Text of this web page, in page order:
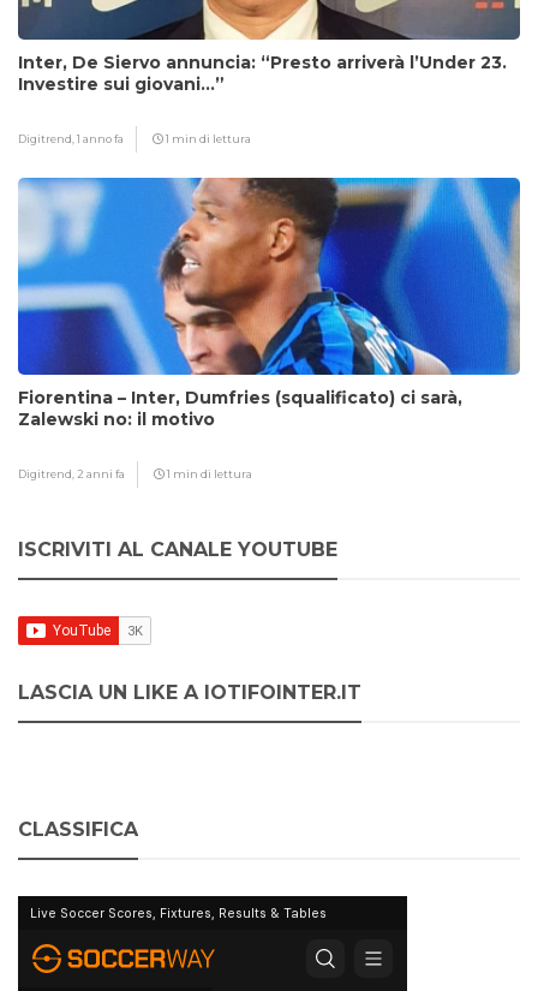
Inter, De Siervo annuncia: “Presto arriverà l’Under 23.
Investire sui giovani…”
Digitrend,1 anno fa 1 min di lettura
Fiorentina – Inter, Dumfries (squalificato) ci sarà,
Zalewski no: il motivo
Digitrend, 2 anni fa 1 min di lettura
ISCRIVITI AL CANALE YOUTUBE
LASCIA UN LIKE A IOTIFOINTER.IT
CLASSIFICA